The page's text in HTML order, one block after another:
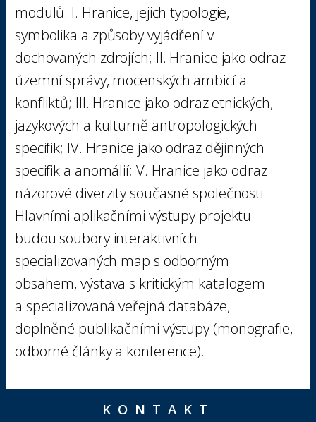
modulů: I. Hranice, jejich typologie,
symbolika a způsoby vyjádření v
dochovaných zdrojích; II. Hranice jako odraz
územní správy, mocenských ambicí a
konfliktů; III. Hranice jako odraz etnických,
jazykových a kulturně antropologických
specifik; IV. Hranice jako odraz dějinných
specifik a anomálií; V. Hranice jako odraz
názorové diverzity současné společnosti.
Hlavními aplikačními výstupy projektu
budou soubory interaktivních
specializovaných map s odborným
obsahem, výstava s kritickým katalogem
a specializovaná veřejná databáze,
doplněné publikačními výstupy (monografie,
odborné články a konference).
KONTAKT